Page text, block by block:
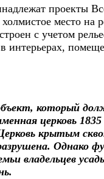
проекты
место на
с учетом
интерьерах,
который
церковь
крытым
Однако
владельцев